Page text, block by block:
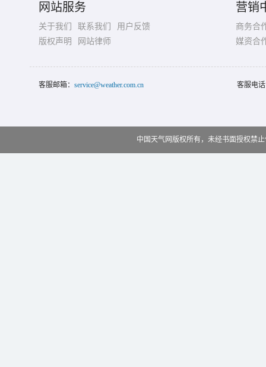
网站服务
关于我们 联系我们
用户反馈
版权声明
网站律师
营销
商务合
媒资合
客服邮箱： service@weather.com.cn 客服电
中国天气网版权所有，未经书面授权